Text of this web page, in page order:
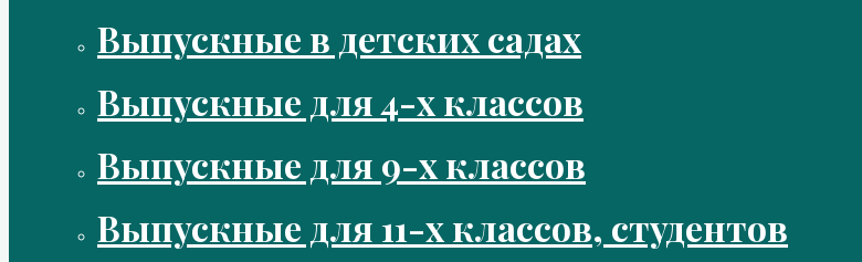
Выпускные в детских садах
Выпускные для 4-х классов
Выпускные для 9-х классов
Выпускные для 11-х классов, студентов